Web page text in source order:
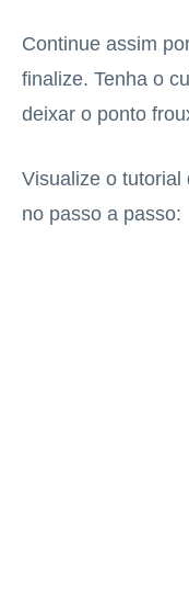
Continue assim
finalize. Tenha o
deixar o ponto
Visualize o tutorial
no passo a passo: